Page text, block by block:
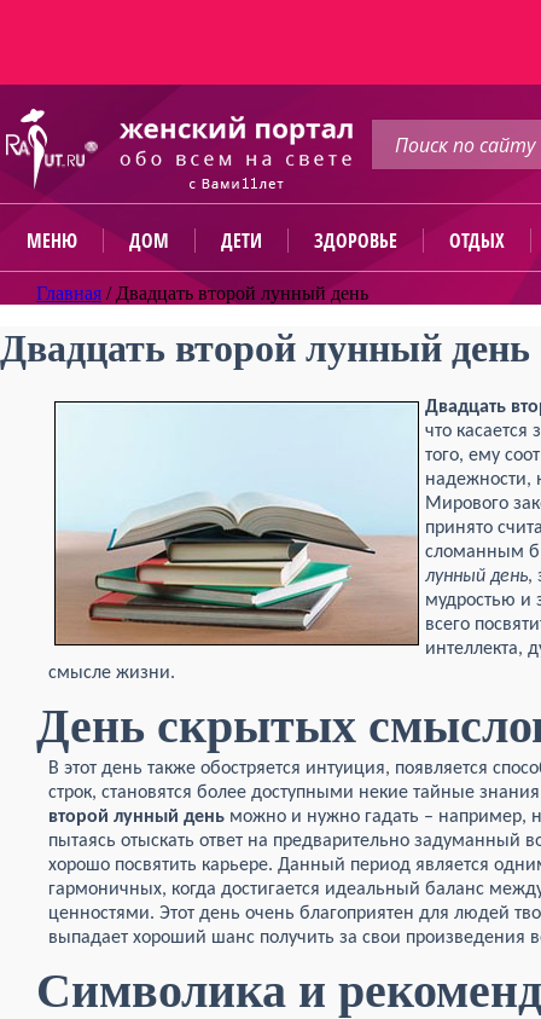
МЕНЮ ДОМ ДЕТИ ЗДОРОВЬЕ ОТДЫХ
Главная / Двадцать второй лунный день
Двадцать второй лунный день
Двадцать
что
того, ему
надежности,
Мирового
принято
сломанным
лунный день,
мудростью и
всего
интеллекта,
смысле жизни.
День скрытых
В этот день также обостряется интуиция, появляется
строк, становятся более доступными некие тайные
второй лунный день можно и нужно гадать – например,
пытаясь отыскать ответ на предварительно задуманный
хорошо посвятить карьере. Данный период является
гармоничных, когда достигается идеальный баланс
ценностями. Этот день очень благоприятен для людей
выпадает хороший шанс получить за свои произведения
Символика и